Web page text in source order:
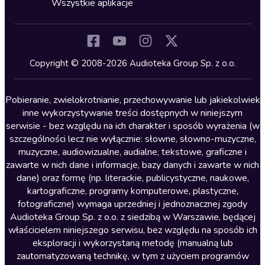
Kryminały
Lektury szkolne
Literatura anglojęzyczna
Literatura faktu
Literatura obyczajowa
Literatura piękna obca
Literatura piękna polska
Nagrania relaksacyjne
Nauka języków
Nauki humanistyczne
Podcasty i audycje
Wszystkie aplikacje
Copyright © 2008-2026 Audioteka Group Sp. z o.o.
Pobieranie, zwielokrotnianie, przechowywanie lub jakiekolwiek
inne wykorzystywanie treści dostępnych w niniejszym
serwisie - bez względu na ich charakter i sposób wyrażenia (w
szczególności lecz nie wyłącznie: słowne, słowno-muzyczne,
muzyczne, audiowizualne, audialne, tekstowe, graficzne i
zawarte w nich dane i informacje, bazy danych i zawarte w nich
dane) oraz formę (np. literackie, publicystyczne, naukowe,
kartograficzne, programy komputerowe, plastyczne,
fotograficzne) wymaga uprzedniej i jednoznacznej zgody
Audioteka Group Sp. z o.o. z siedzibą w Warszawie, będącej
właścicielem niniejszego serwisu, bez względu na sposób ich
eksploracji i wykorzystaną metodę (manualną lub
zautomatyzowaną technikę, w tym z użyciem programów